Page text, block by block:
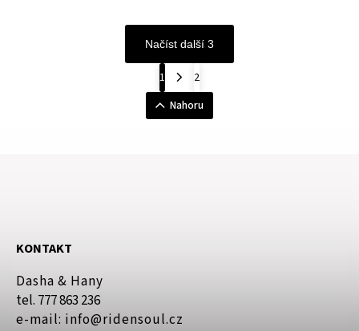
Načíst další 3
1
2
Nahoru
KONTAKT
Dasha & Hany
tel. 777 863 236
e-mail: info@ridensoul.cz